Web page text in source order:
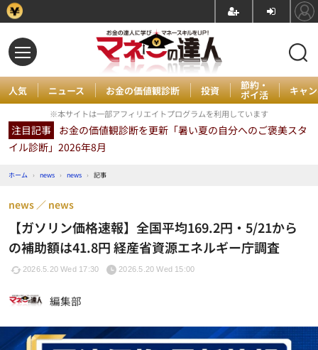
人気 ニュース お金の価値観診断 投資 節約・
ポイ活 キャ
※本サイトは一部アフィリエイトプログラムを利用しています
注目記事 お金の価値観診断を更新「暑い夏の自分へのご褒美スタ
イル診断」2026年8月
ホーム › news › news › 記事
【ガソリン価格速報】全国平均169.2円・5/21から
の補助額は41.8円 経産省資源エネルギー庁調査
news news
2026.5.20 Wed 17:30 2026.5.20 Wed 15:00
編集部